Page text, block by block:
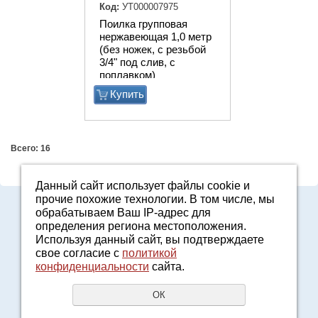
Поилка групповая
нержавеющая 1,0 метр
(без ножек, с резьбой
3/4" под слив, с
поплавком)
Купить
Код: УТ000007975
Всего: 16
8-800-7000-371
2161601@agro96.ru
Политика конфиденциальности
8-800-7000-371
Звонок бесплатный
UR66.TOP
продвижение сайтов URALSOFT
Данный сайт использует файлы cookie и
прочие похожие технологии. В том числе, мы
обрабатываем Ваш IP-адрес для
определения региона местоположения.
Используя данный сайт, вы подтверждаете
свое согласие с политикой
конфиденциальности сайта.
ОК